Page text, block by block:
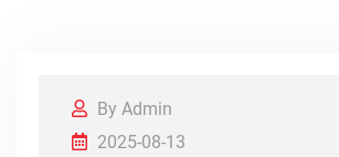
By Admin
2025-08-13